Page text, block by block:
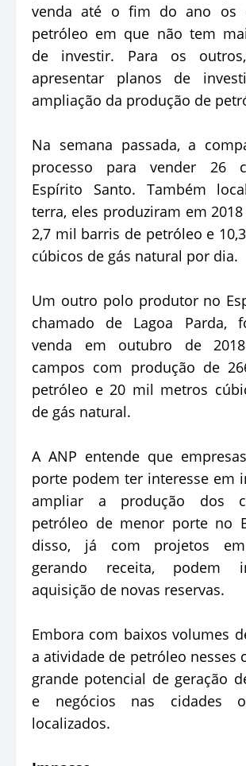
venda até o fim do ano os
petróleo em que não tem
de investir. Para os
apresentar planos de
ampliação da produção de
Na semana passada, a
processo para vender 26
Espírito Santo. Também
terra, eles produziram em
2,7 mil barris de petróleo e
cúbicos de gás natural por dia.
Um outro polo produtor no
chamado de Lagoa Parda,
venda em outubro de
campos com produção de
petróleo e 20 mil metros
de gás natural.
A ANP entende que
porte podem ter interesse em
ampliar a produção dos
petróleo de menor porte no
disso, já com projetos
gerando receita, podem
aquisição de novas reservas.
Embora com baixos volumes
a atividade de petróleo nesses
grande potencial de geração
e negócios nas cidades
localizados.